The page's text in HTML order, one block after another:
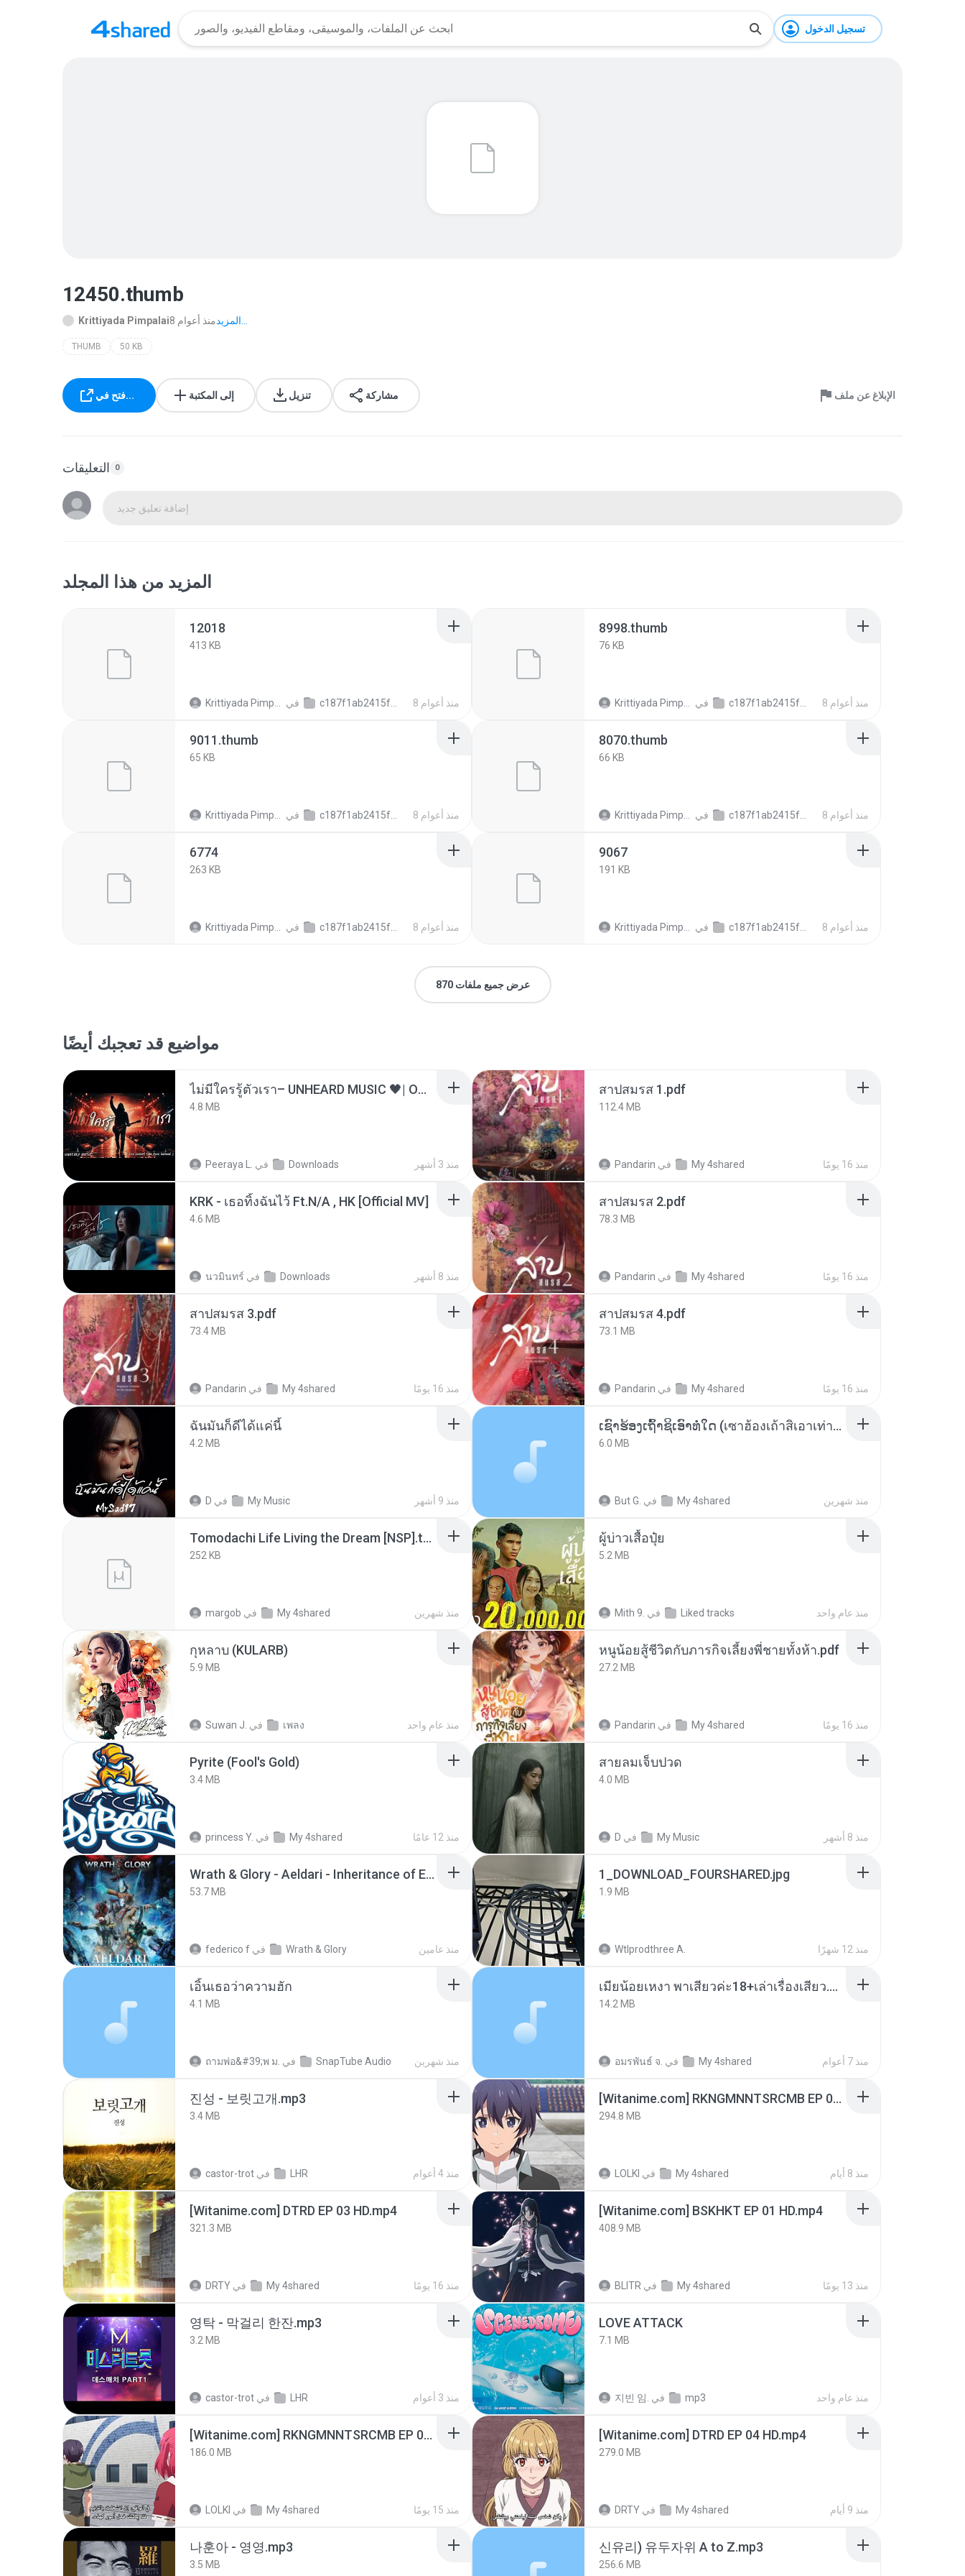
تسجيل الدخول
12450.thumb
Krittiyada Pimpalai 8 منذ أعوام
THUMB 50 KB
فتح في... إلى المكتبة تنزيل مشاركة الإبلاغ عن ملف
التعليقات 0
إضافة تعليق جديد
المزيد من هذا المجلد
12018
413 KB
Krittiyada Pimpalai في c187f1ab2415f6106ee7b6dafa5f6c2cb 8 منذ أعوام
8998.thumb
76 KB
Krittiyada Pimpalai في c187f1ab2415f6106ee7b6dafa5f6c2cb 8 منذ أعوام
9011.thumb
65 KB
Krittiyada Pimpalai في c187f1ab2415f6106ee7b6dafa5f6c2cb 8 منذ أعوام
8070.thumb
66 KB
Krittiyada Pimpalai في c187f1ab2415f6106ee7b6dafa5f6c2cb 8 منذ أعوام
6774
263 KB
Krittiyada Pimpalai في c187f1ab2415f6106ee7b6dafa5f6c2cb 8 منذ أعوام
9067
191 KB
Krittiyada Pimpalai في c187f1ab2415f6106ee7b6dafa5f6c2cb 8 منذ أعوام
عرض جميع ملفات 870
مواضيع قد تعجبك أيضًا
ไม่มีใครรู้ตัวเรา– UNHEARD MUSIC 🖤| Official Lyric Video | เพลงสู้ชีวิต
4.8 MB
Peeraya L. في Downloads منذ 3 أشهر
สาปสมรส 1.pdf
112.4 MB
Pandarin في My 4shared منذ 16 يومًا
KRK - เธอทิ้งฉันไว้ Ft.N/A , HK [Official MV]
4.6 MB
นวมินทร์ في Downloads منذ 8 أشهر
สาปสมรส 2.pdf
78.3 MB
Pandarin في My 4shared منذ 16 يومًا
สาปสมรส 3.pdf
73.4 MB
Pandarin في My 4shared منذ 16 يومًا
สาปสมรส 4.pdf
73.1 MB
Pandarin في My 4shared منذ 16 يومًا
ฉันมันก็ดีได้แค่นี้
4.2 MB
D في My Music منذ 9 أشهر
ເຊົາຮ້ອງເຖົ້າຊິເອົາທໍ່ໃດ (เซาฮ้องเถ้าสิเอาเท่าใด) ບຸນເກີດ ຫນູຫ່ວງ ft. ໂສພາ ຈຸນທະລາ
6.0 MB
But G. في My 4shared منذ شهرين
Tomodachi Life Living the Dream [NSP].torrent
252 KB
margob في My 4shared منذ شهرين
ผู้บ่าวเสื้อปุ๋ย
5.2 MB
Mith 9. في Liked tracks منذ عام واحد
กุหลาบ (KULARB)
5.9 MB
Suwan J. في เพลง منذ عام واحد
หนูน้อยสู้ชีวิตกับภารกิจเลี้ยงพี่ชายทั้งห้า.pdf
27.2 MB
Pandarin في My 4shared منذ 16 يومًا
Pyrite (Fool's Gold)
3.4 MB
princess Y. في My 4shared منذ 12 عامًا
สายลมเจ็บปวด
4.0 MB
D في My Music منذ 8 أشهر
Wrath & Glory - Aeldari - Inheritance of Embers.pdf
53.7 MB
federico f في Wrath & Glory منذ عامين
1_DOWNLOAD_FOURSHARED.jpg
1.9 MB
Wtlprodthree A. منذ 12 شهرًا
เอิ้นเธอว่าความฮัก
4.1 MB
ถามพ่อ&#39;พ ม. في SnapTube Audio منذ شهرين
เมียน้อยเหงา พาเสียวค่ะ18+เล่าเรื่องเสียว.mp3
14.2 MB
อมรพันธ์ จ. في My 4shared منذ 7 أعوام
진성 - 보릿고개.mp3
3.4 MB
castor-trot في LHR منذ 4 أعوام
[Witanime.com] RKNGMNNTSRCMB EP 06 HD.mp4
294.8 MB
LOLKI في My 4shared منذ 8 أيام
[Witanime.com] DTRD EP 03 HD.mp4
321.3 MB
DRTY في My 4shared منذ 16 يومًا
[Witanime.com] BSKHKT EP 01 HD.mp4
408.9 MB
BLITR في My 4shared منذ 13 يومًا
영탁 - 막걸리 한잔.mp3
3.2 MB
castor-trot في LHR منذ 3 أعوام
LOVE ATTACK
7.1 MB
지빈 임. في mp3 منذ عام واحد
[Witanime.com] RKNGMNNTSRCMB EP 05 HD.mp4
186.0 MB
LOLKI في My 4shared منذ 15 يومًا
[Witanime.com] DTRD EP 04 HD.mp4
279.0 MB
DRTY في My 4shared منذ 9 أيام
나훈아 - 영영.mp3
3.5 MB
신유리) 유두자위 A to Z.mp3
256.6 MB